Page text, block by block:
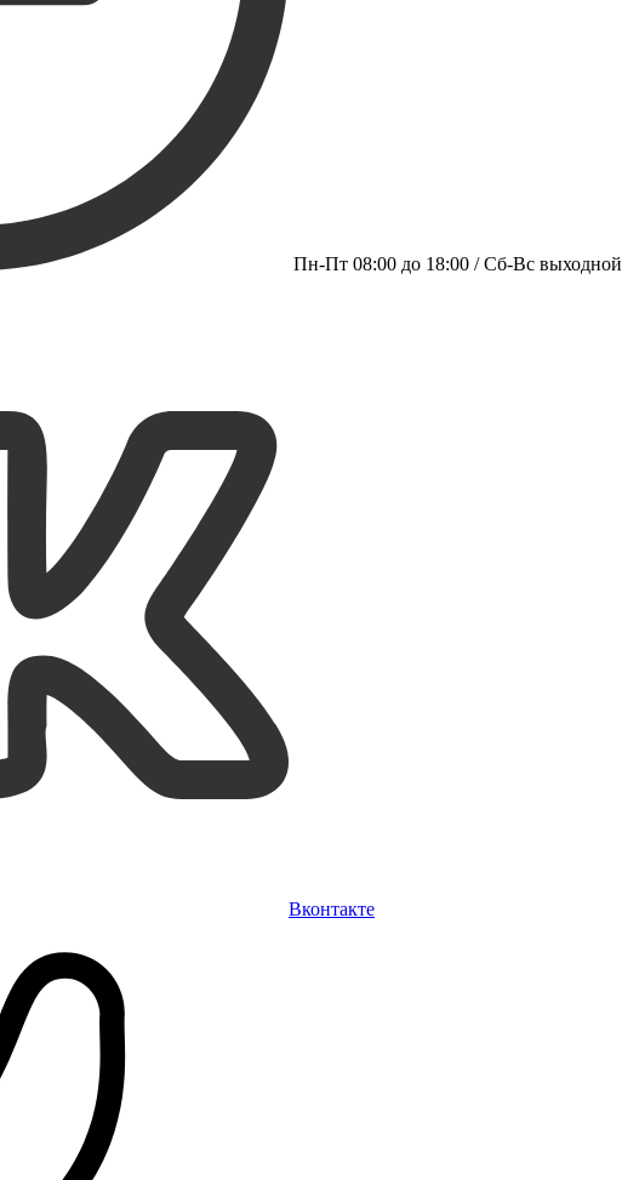
Пн-Пт 08:00 до 18:00 / Сб-Вс выходной
Вконтакте